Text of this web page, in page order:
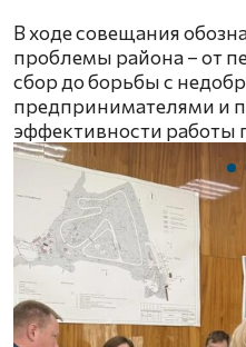
В ходе совещания
проблемы района – от
сбор до борьбы с
предпринимателями и
эффективности работы